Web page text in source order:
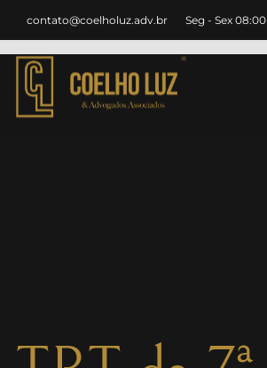
contato@coelholuz.adv.br Seg - Sex